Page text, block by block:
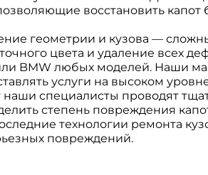
восстановить капот
геометрии и кузова —
цвета и удаление всех
BMW любых моделей. Наши
услуги на высоком
специалисты проводят
степень повреждения
технологии ремонта
повреждений.